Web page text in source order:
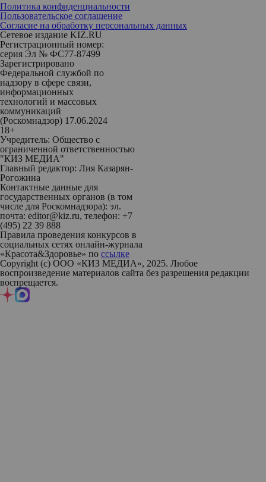
Политика конфиденциальности
Пользовательское соглашение
Согласие на обработку персональных данных
Сетевое издание KIZ.RU
Регистрационный номер:
серия Эл № ФС77-87499
Зарегистрировано
Федеральной службой по
надзору в сфере связи,
информационных
технологий и массовых
коммуникаций
(Роскомнадзор) 17.06.2024
18+
Учредитель: Общество с
ограниченной ответственностью
"КИЗ МЕДИА"
Главный редактор: Лия Казарян-
Рогожина
Контактные данные для
государственных органов (в том
числе для Роскомнадзора): эл.
почта: editor@kiz.ru, телефон: +7
(495) 22 39 888
Правила проведения конкурсов в
социальных сетях онлайн-журнала
«Красота&Здоровье» по ссылке
Copyright (с) ООО «КИЗ МЕДИА», 2025. Любое
воспроизведение материалов сайта без разрешения редакции
воспрещается.